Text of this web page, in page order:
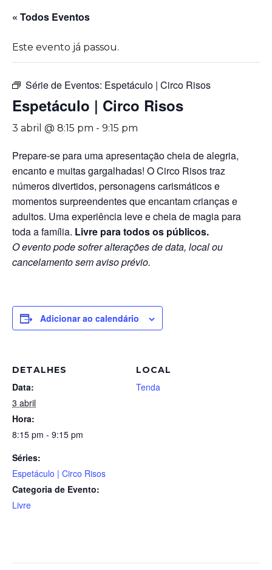
« Todos Eventos
Este evento já passou.
Série de Eventos: Espetáculo | Circo Risos
Espetáculo | Circo Risos
3 abril @ 8:15 pm - 9:15 pm
Prepare-se para uma apresentação cheia de alegria,
encanto e muitas gargalhadas! O Circo Risos traz
números divertidos, personagens carismáticos e
momentos surpreendentes que encantam crianças e
adultos. Uma experiência leve e cheia de magia para
toda a família. Livre para todos os públicos.
O evento pode sofrer alterações de data, local ou
cancelamento sem aviso prévio.
Adicionar ao calendário
DETALHES
Data:
3 abril
Hora:
8:15 pm - 9:15 pm
Séries:
Espetáculo | Circo Risos
Categoria de Evento:
Livre
LOCAL
Tenda